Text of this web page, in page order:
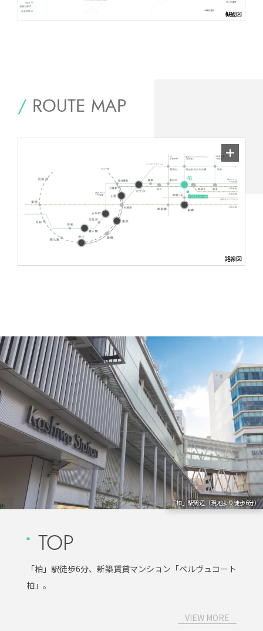
概観図
/ ROUTE MAP
路線図
「柏」駅周辺（現地より徒歩6分）
TOP
「柏」駅徒歩6分、新築賃貸マンション「ベルヴュコート
柏」。
VIEW MORE